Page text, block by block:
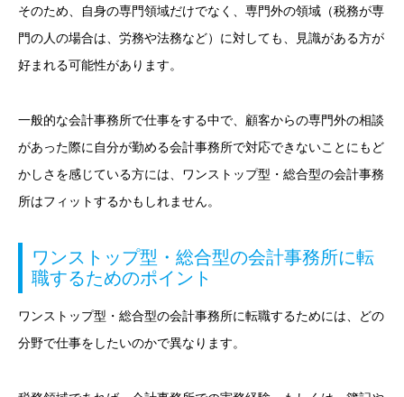
そのため、自身の専門領域だけでなく、専門外の領域（税務が専
門の人の場合は、労務や法務など）に対しても、見識がある方が
好まれる可能性があります。
一般的な会計事務所で仕事をする中で、顧客からの専門外の相談
があった際に自分が勤める会計事務所で対応できないことにもど
かしさを感じている方には、ワンストップ型・総合型の会計事務
所はフィットするかもしれません。
ワンストップ型・総合型の会計事務所に転
職するためのポイント
ワンストップ型・総合型の会計事務所に転職するためには、どの
分野で仕事をしたいのかで異なります。